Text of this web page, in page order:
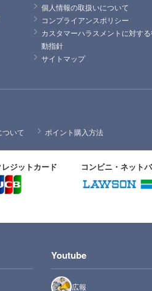
個人情報の取扱いについて
コンプライアンスポリシー
カスタマーハラスメントに対す
動指針
サイトマップ
ついて ポイント購入方法
レジットカード コンビニ・ネット
Youtube
広報